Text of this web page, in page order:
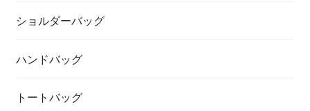
ショルダーバッグ
ハンドバッグ
トートバッグ